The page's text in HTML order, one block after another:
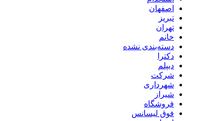
اصفهان
تبریز
تهران
خانم
دسته‌بندی نشده
دکترا
دیپلم
شرکت
شهرداری
شیراز
فروشگاه
فوق لیسانس